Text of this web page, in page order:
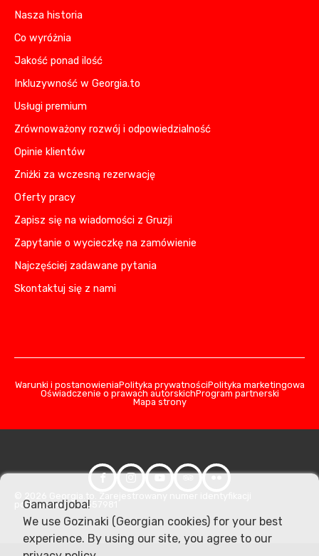
Nasza historia
Co wyróżnia
Jakość ponad ilość
Inkluzywność w Georgia.to
Usługi premium
Zrównoważony rozwój i odpowiedzialność
Opinie klientów
Zniżki za wczesną rezerwację
Oferty pracy
Zapisz się na wiadomości z Gruzji
Zapytanie o wycieczkę na zamówienie
Najczęściej zadawane pytania
Skontaktuj się z nami
Warunki i postanowieniaPolityka prywatnościPolityka marketingowa
Oświadczenie o prawach autorskichProgram partnerski
Mapa strony
podatkowej: 406357981
Gamardjoba!
We use Gozinaki (Georgian cookies) for your best
experience. By using our site, you agree to our